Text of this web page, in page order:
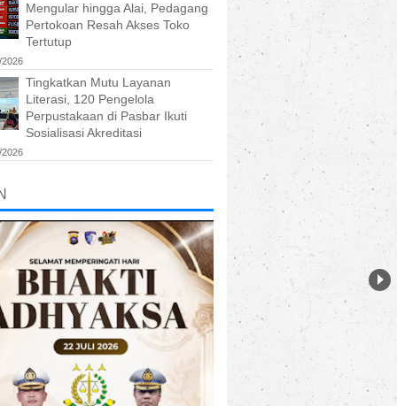
Mengular hingga Alai, Pedagang
Pertokoan Resah Akses Toko
Tertutup
Tingkatkan Mutu Layanan
Literasi, 120 Pengelola
Perpustakaan di Pasbar Ikuti
Sosialisasi Akreditasi